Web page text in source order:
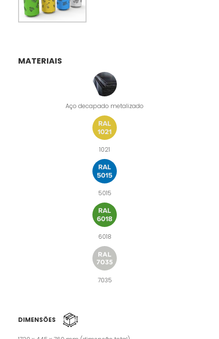
MATERIAIS
Aço decapado metalizado
1021
5015
6018
7035
DIMENSÕES